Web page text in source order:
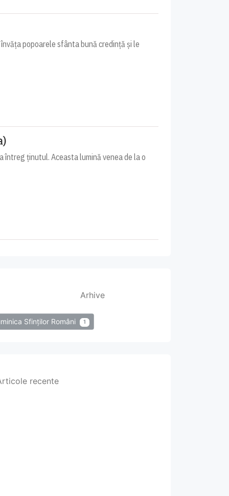
popoarele sfânta bună credință și le
întreg ținutul. Aceasta lumină venea de la o
Arhive
Sfinților Români 1
recente